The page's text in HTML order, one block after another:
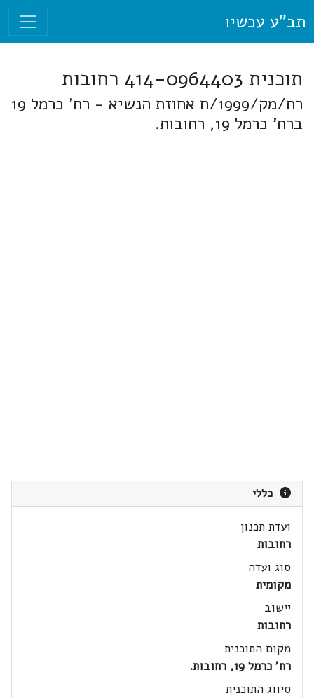
תב"ע עכשיו
תוכנית 414-0964403 רחובות
רח/מק/1999/ח אחוזת הנשיא - רח' כרמל 19
ברח' כרמל 19, רחובות.
כללי
ועדת תכנון
רחובות
סוג ועדה
מקומית
יישוב
רחובות
מקום התוכנית
רח' כרמל 19, רחובות.
סיווג התוכנית